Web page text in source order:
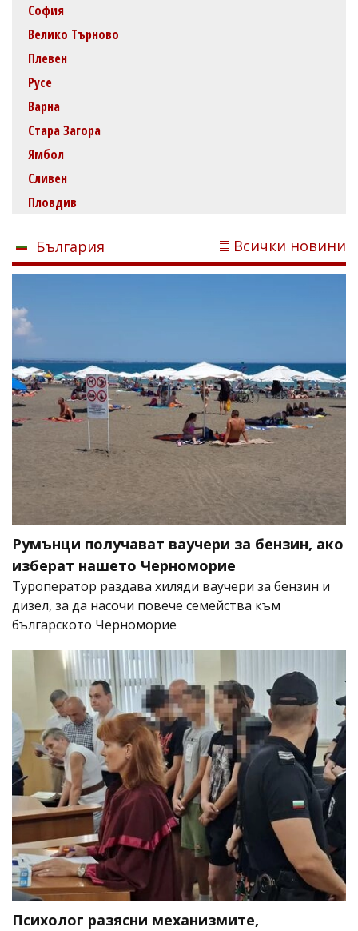
София
Велико Търново
Плевен
Русе
Варна
Стара Загора
Ямбол
Сливен
Пловдив
България Всички новини
Румънци получават ваучери за бензин, ако
изберат нашето Черноморие
Туроператор раздава хиляди ваучери за бензин и
дизел, за да насочи повече семейства към
българското Черноморие
Психолог разясни механизмите,